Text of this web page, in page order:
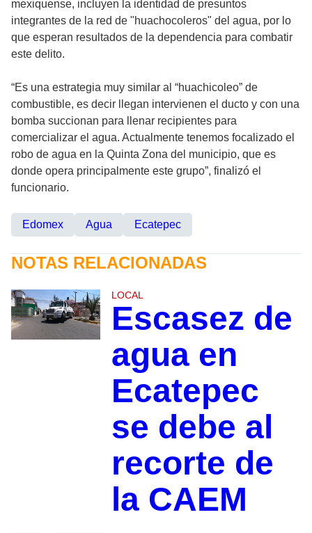
mexiquense, incluyen la identidad de presuntos
integrantes de la red de "huachocoleros" del agua, por lo
que esperan resultados de la dependencia para combatir
este delito.
“Es una estrategia muy similar al “huachicoleo” de
combustible, es decir llegan intervienen el ducto y con una
bomba succionan para llenar recipientes para
comercializar el agua. Actualmente tenemos focalizado el
robo de agua en la Quinta Zona del municipio, que es
donde opera principalmente este grupo”, finalizó el
funcionario.
Edomex Agua Ecatepec
NOTAS RELACIONADAS
LOCAL
Escasez de
agua en
Ecatepec
se debe al
recorte de
la CAEM